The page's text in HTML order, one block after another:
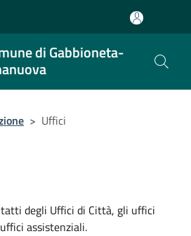
di Gabbioneta-
> Uffici
degli Uffici di Città, gli uffici
assistenziali.